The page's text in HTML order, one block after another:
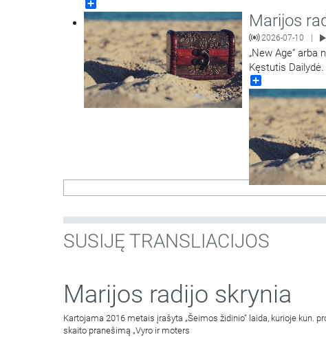
46:41
Marijos
2026-07-10
„New Age“ arba
Kęstutis
SUSIJĘ TRANSLIACIJOS
Marijos radijo skrynia
Kartojama 2016 metais įrašyta „Šeimos židinio“ laida, kurioje kun.
skaito pranešimą „Vyro ir moters